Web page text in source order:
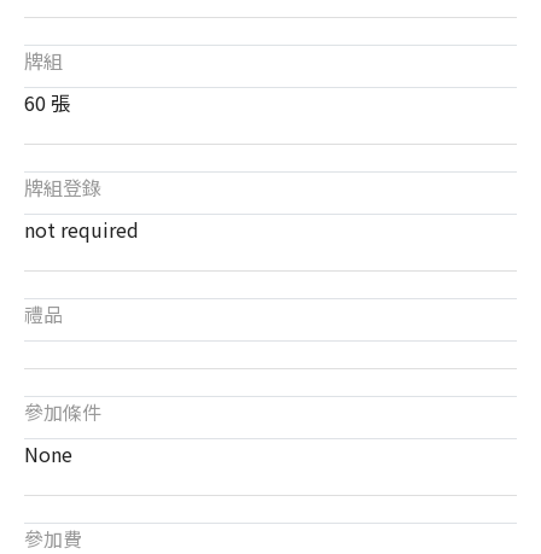
牌組
60 張
牌組登錄
not required
禮品
參加條件
None
參加費